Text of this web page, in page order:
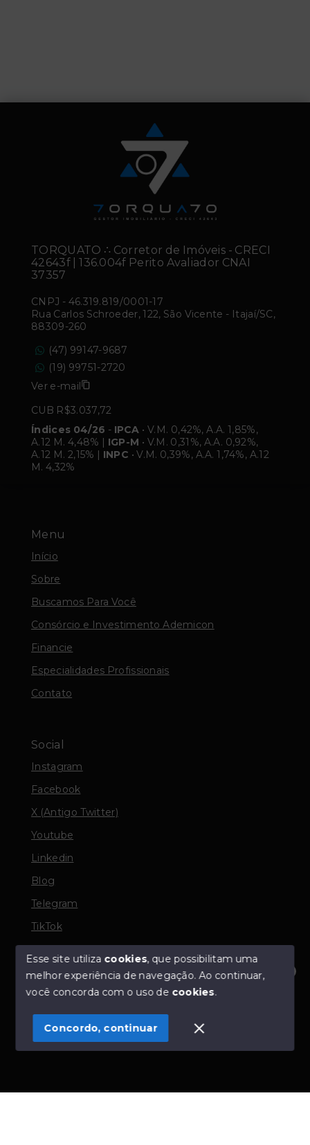
Olá! Estamos disponíveis para te ajudar.
Menu
Início
Sobre
Buscamos Para Você
Consórcio e Investimento Ademicon
Financie
Especialidades Profissionais
Contato
Social
Instagram
Facebook
X (Antigo Twitter)
Youtube
Linkedin
Blog
Telegram
TikTok
© Copyright 2026 - TORQUATO ∴ Corretor de Imóveis
- CRECI 42643f | 136.004f Perito Avaliador CNAI 37357
SITE PARA IMOBILIARIA
TORQUATO ∴ Corretor de Imóveis - CRECI
42643f | 136.004f Perito Avaliador CNAI
37357
CNPJ - 46.319.819/0001-17
Rua Carlos Schroeder, 122, São Vicente - Itajaí/SC,
88309-260
(47) 99147-9687
(19) 99751-2720
Ver e-mail
CUB R$3.037,72
Índices 04/26 - IPCA • V.M. 0,42%, A.A. 1,85%,
A.12 M. 4,48% | IGP-M • V.M. 0,31%, A.A. 0,92%,
A.12 M. 2,15% | INPC • V.M. 0,39%, A.A. 1,74%, A.12
M. 4,32%
Esse site utiliza cookies, que possibilitam uma
melhor experiência de navegação.Ao continuar,
você concorda com o uso de cookies.
Concordo, continuar